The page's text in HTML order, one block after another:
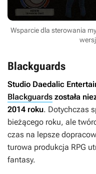
Wsparcie dla sterowania
Blackguards
Studio Daedalic
Blackguards została
2014 roku. Dotychczas
bieżącego roku, ale
czas na lepsze
turowa produkcja RPG
fantasy.